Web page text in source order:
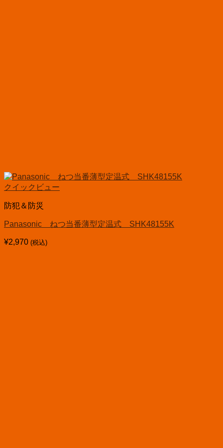
クイックビュー
防犯＆防災
Panasonic ねつ当番薄型定温式 SHK48155K
¥2,970 (税込)